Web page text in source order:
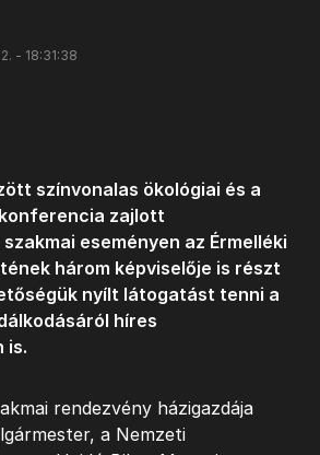
- 18:31:38
színvonalas ökológiai és a
zajlott
eseményen az Érmelléki
három képviselője is részt
nyílt látogatást tenni a
híres
is.
rendezvény házigazdája
a Nemzeti